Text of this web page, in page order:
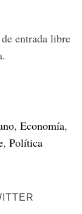
entrada libre
, Economía,
, Política